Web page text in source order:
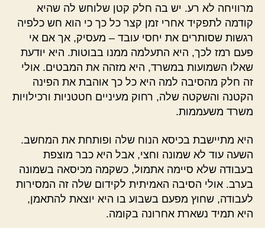
מרוויחה לא רע. יש בה חלק קטן שלוחש לה שהיא
קודמה לתפקיד אחרי זמן קצר כל כך כי הוא חש כלפיה
רגשות שסותרים את יחסי עובד – מעסיק, אך אם אי
פעם רמז לכך, היא התעלמה ממנו בבוטות. היא יודעת
שאלו השמועות במשרד, היא מזהה את המבטים. אולי
זה חלק מהסיבה למה היא כל כך אוהבת את הפינה
הקטנה והשקטה שלה, רחוק מעיניים חטטניות ורכילויות
משרד משעממות.
היא מתיישבת בכיסא הנוח שלה ופותחת את המחשב.
השעה עוד לא שמונה וחצי, אבל היא כבר מוצפת
בעבודה שלא סיימה אתמול, כשקמה מכיסאה בשמונה
בערב. אולי הסיבה האמיתית לקידום שלה זה המסירות
לעבודה, שחוץ מפעם בשבוע בו היא יוצאת להתאמן,
היא תמיד נשארת אחרונה בקומה.